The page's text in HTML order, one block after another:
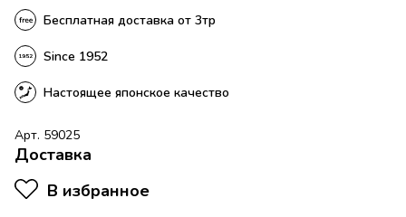
Бесплатная доставка от 3тр
Since 1952
Настоящее японское качество
Арт. 59025
Доставка
В избранное